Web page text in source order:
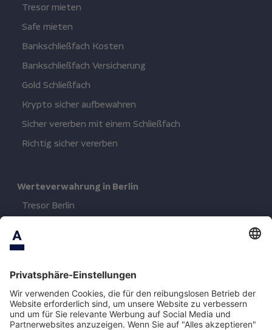
Tresor mieten
Safe mieten
Bankschließfach Kosten
Bankschließfach Versicherung
Gold Schließfach
Krypto sicher aufbewahren
Sicher vererben mit einem Schließfach
Richtig sicher vererben
Werteverwahrung in Berlin
Tresor Berlin
Schliessfach Berlin
AGB
Impressum